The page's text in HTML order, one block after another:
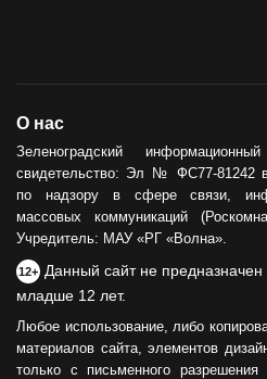
О нас
Зеленоградский
свидетельство: Эл № ФС77-81242
по надзору в сфере связи,
массовых коммуникаций
Учредитель: МАУ «РГ «Волна».
12+ Данный сайт не
младше 12 лет.
Любое использование, либо
материалов сайта, элементов
только с письменного